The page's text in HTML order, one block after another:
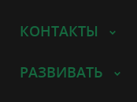
КОНТАКТЫ
РАЗВИВАТЬ